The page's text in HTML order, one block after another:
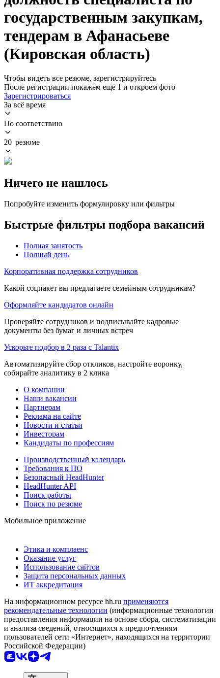
государственным закупкам,
тендерам в Афанасьеве
(Кировская область)
Чтобы видеть все резюме, зарегистрируйтесь
После регистрации покажем ещё 1 и откроем фото
Зарегистрироваться
За всё время
По соответствию
20 резюме
Ничего не нашлось
Попробуйте изменить формулировку или фильтры
Быстрые фильтры подбора вакансий
Полная занятость
Полный день
Корпоративная поддержка сотрудников
Какой соцпакет вы предлагаете семейным сотрудникам?
Оформляйте кандидатов онлайн
Проверяйте сотрудников и подписывайте кадровые
документы без бумаг и личных встреч
Ускорьте подбор в 2 раза с Talantix
Автоматизируйте сбор откликов, настройте воронку,
собирайте аналитику в 2 клика
О компании
Наши вакансии
Партнерам
Реклама на сайте
Новости и статьи
Инвесторам
Кандидаты по профессиям
Производственный календарь
Требования к ПО
Безопасный HeadHunter
HeadHunter API
Поиск работы
Поиск по резюме
Мобильное приложение
Этика и комплаенс
Оказание услуг
Использование сайтов
Защита персональных данных
ИТ аккредитация
На информационном ресурсе hh.ru применяются
рекомендательные технологии (информационные технологии
предоставления информации на основе сбора, систематизации
и анализа сведений, относящихся к предпочтениям
пользователей сети «Интернет», находящихся на территории
Российской Федерации)